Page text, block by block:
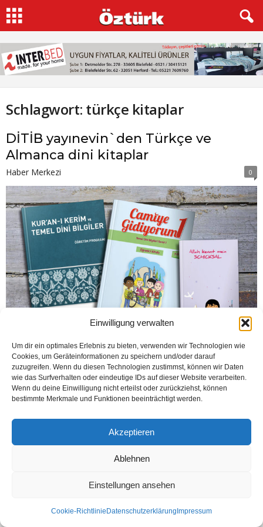
Einwilligung verwalten
Um dir ein optimales Erlebnis zu bieten, verwenden wir Technologien wie
Cookies, um Geräteinformationen zu speichern und/oder darauf
zuzugreifen. Wenn du diesen Technologien zustimmst, können wir Daten
wie das Surfverhalten oder eindeutige IDs auf dieser Website verarbeiten.
Wenn du deine Einwilligung nicht erteilst oder zurückziehst, können
bestimmte Merkmale und Funktionen beeinträchtigt werden.
Akzeptieren
Ablehnen
Einstellungen ansehen
Cookie-Richtlinie Datenschutzerklärung Impressum
Schlagwort: türkçe kitaplar
DİTİB yayınevin`den Türkçe ve
Almanca dini kitaplar
Haber Merkezi 0
KÖLN (Öztürk) Diyanet İşleri Türk İslam Birliği (DİTİB) Yayınevi tarafından
Almanya DİTİB camilerindeki ‘Kur’an-ı Kerim ve Temel Dini Bilgiler Kurslar’ için
hazırlanan “Camiye Gidiyorum 1”...
© Öztürk Gazetesi 1986 – 2026